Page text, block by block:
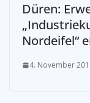
Düren:
Nordeifel“
4. November